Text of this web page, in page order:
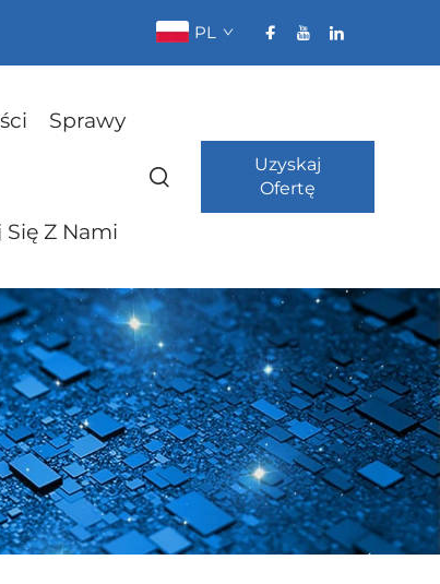
PL
Sprawy
Z Nami
Uzyskaj
Ofertę